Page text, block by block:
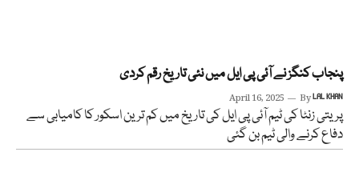
پنجاب کنگز نے آئی پی ایل میں نئی تاریخ رقم کردی
April 16, 2025 ByLAL KHAN
پریتی زنٹا کی ٹیم آئی پی ایل کی تاریخ میں کم ترین اسکور کا کامیابی سے
دفاع کرنے والی ٹیم بن گئی